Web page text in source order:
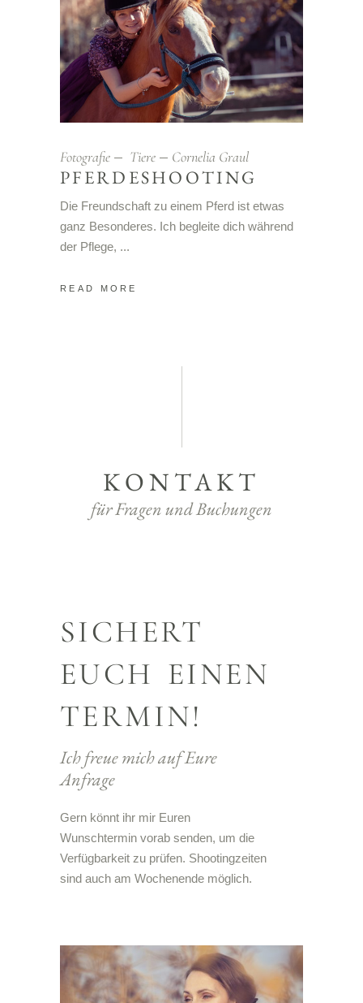
Fotografie Tiere Cornelia Graul
PFERDESHOOTING
Die Freundschaft zu einem Pferd ist etwas
ganz Besonderes. Ich begleite dich während
der Pflege,
READ MORE
KONTAKT
für Fragen und Buchungen
SICHERT
EUCH EINEN
TERMIN!
Ich freue mich auf Eure
Anfrage
Gern könnt ihr mir Euren
Wunschtermin vorab senden, um die
Verfügbarkeit zu prüfen. Shootingzeiten
sind auch am Wochenende möglich.